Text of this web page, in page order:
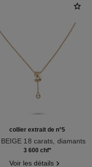
collier extrait de n°5
18 carats, diamants
J124293 600 chf*
Voir les détails